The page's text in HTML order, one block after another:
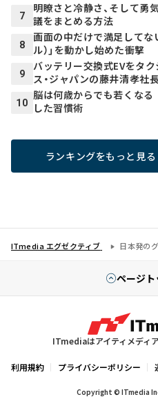
7
明瞭さと冷静さ、そして勇
議をまとめる方法
8
画面の中だけで満足してな
ル）」を動かし始めた衝撃
9
バッテリー交換式EVをタク
ス・ジャパンの藤井清孝社
10
脳は何歳からでも若くな
した習慣術
ランキングをもっと見る
ITmedia エグゼクティブ 日本発の
ページト
ITmediaはアイティメディ
利用規約 プライバシーポリシー
Copyright © ITmedia